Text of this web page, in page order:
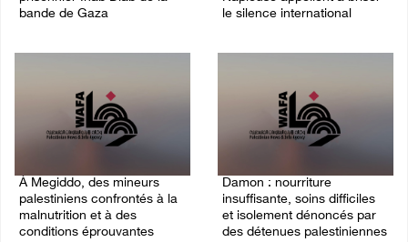
bande de Gaza
le silence international
À Megiddo, des mineurs
palestiniens confrontés à la
malnutrition et à des
conditions éprouvantes
Damon : nourriture
insuffisante, soins difficiles
et isolement dénoncés par
des détenues palestiniennes